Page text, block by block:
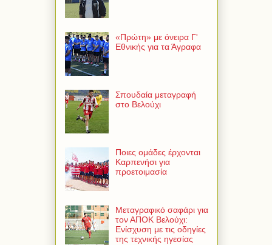
«Πρώτη» με όνειρα Γ'
Εθνικής για τα Άγραφα
Σπουδαία μεταγραφή
στο Βελούχι
Ποιες ομάδες έρχονται
Καρπενήσι για
προετοιμασία
Μεταγραφικό σαφάρι για
τον ΑΠΟΚ Βελούχι:
Ενίσχυση με τις οδηγίες
της τεχνικής ηγεσίας